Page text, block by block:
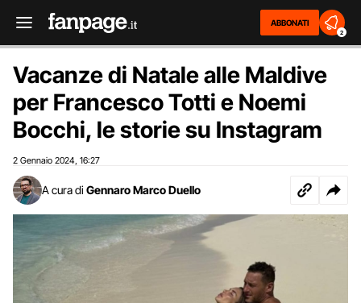
ABBONATI
2
Vacanze di Natale alle Maldive
per Francesco Totti e Noemi
Bocchi, le storie su Instagram
2 Gennaio 2024 16:27
A cura di Gennaro Marco Duello